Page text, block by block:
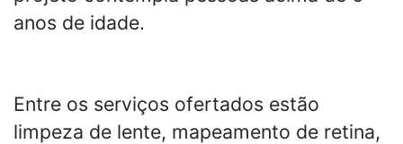
anos de idade.
Entre os serviços ofertados estão
limpeza de lente, mapeamento de retina,